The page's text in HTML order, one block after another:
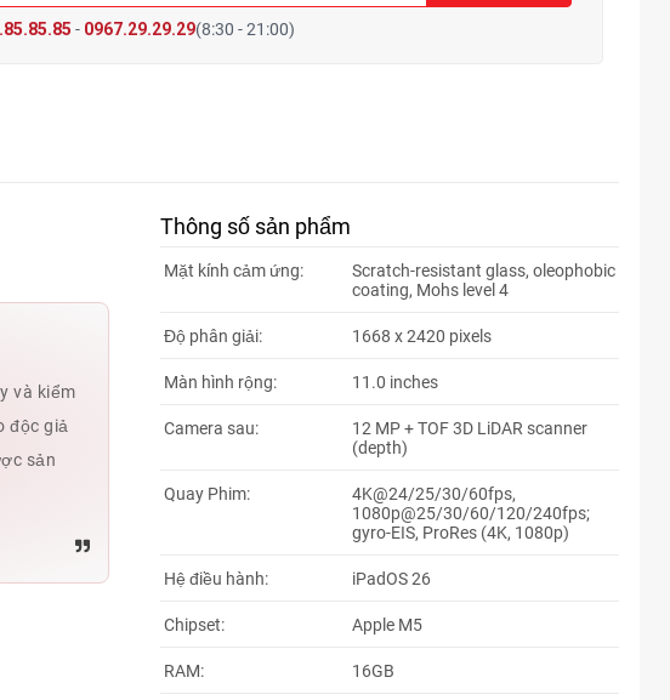
- 0967.29.29.29(8:30 - 21:00)
và kiểm
độc giả
sản
Thông số sản phẩm
Mặt kính cảm ứng:
Scratch-resistant glass, oleophobic
coating, Mohs level 4
Độ phân giải: 1668 x 2420 pixels
Màn hình rộng: 11.0 inches
Camera sau:
12 MP + TOF 3D LiDAR scanner
(depth)
Quay Phim:
4K@24/25/30/60fps,
1080p@25/30/60/120/240fps;
gyro-EIS, ProRes (4K, 1080p)
Hệ điều hành: iPadOS 26
Chipset: Apple M5
RAM: 16GB